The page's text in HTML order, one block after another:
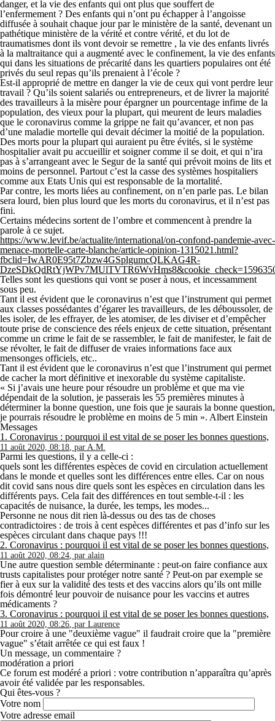
danger, et la vie des enfants qui ont plus que souffert de
l’enfermement ? Des enfants qui n’ont pu échapper à l’angoisse
diffusée à souhait chaque jour par le ministère de la santé, devenant un
pathétique ministère de la vérité et contre vérité, et du lot de
traumatismes dont ils vont devoir se remettre , la vie des enfants livrés
à la maltraitance qui a augmenté avec le confinement, la vie des enfants
qui dans les situations de précarité dans les quartiers populaires ont été
privés du seul repas qu’ils prenaient à l’école ?
Est-il approprié de mettre en danger la vie de ceux qui vont perdre leur
travail ? Qu’ils soient salariés ou entrepreneurs, et de livrer la majorité
des travailleurs à la misère pour épargner un pourcentage infime de la
population, des vieux pour la plupart, qui meurent de leurs maladies
que le coronavirus comme la grippe ne fait qu’avancer, et non pas
d’une maladie mortelle qui devait décimer la moitié de la population.
Des morts pour la plupart qui auraient pu être évités, si le système
hospitalier avait pu accueillir et soigner comme il se doit, et qui n’ira
pas à s’arrangeant avec le Segur de la santé qui prévoit moins de lits et
moins de personnel. Partout c’est la casse des systèmes hospitaliers
comme aux Etats Unis qui est responsable de la mortalité.
Par contre, les morts liées au confinement, on n’en parle pas. Le bilan
sera lourd, bien plus lourd que les morts du coronavirus, et il n’est pas
fini.
Certains médecins sortent de l’ombre et commencent à prendre la
parole à ce sujet.
https://www.levif.be/actualite/international/on-confond-pandemie-avec-
menace-mortelle-carte-blanche/article-opinion-1315021.html?
fbclid=IwAR0E95t7Zbzw4GSplgumcQLKAG4R-
Telles sont les questions qui vont se poser à nous, et incessamment
sous peu.
Tant il est évident que le coronavirus n’est que l’instrument qui permet
aux classes possédantes d’égarer les travailleurs, de les déboussoler, de
les isoler, de les effrayer, de les atomiser, de les diviser et d’empêcher
toute prise de conscience des réels enjeux de cette situation, présentant
comme un crime le fait de se rassembler, le fait de manifester, le fait de
se révolter, le fait de diffuser de vraies informations face aux
mensonges officiels, etc..
Tant il est évident que le coronavirus n’est que l’instrument qui permet
de cacher la mort définitive et inexorable du système capitaliste.
« Si j’avais une heure pour résoudre un problème et que ma vie
dépendait de la solution, je passerais les 55 premières minutes à
déterminer la bonne question, une fois que je saurais la bonne question,
je pourrais résoudre le problème en moins de 5 min ». Albert Einstein
Messages
1. Coronavirus : pourquoi il est vital de se poser les bonnes questions,
11 août 2020, 08:18 par A.M.
Parmi les questions, il y a celle-ci :
quels sont les différentes espèces de covid en circulation actuellement
dans le monde et quelles sont les différences entre elles. Car on nous
dit covid sans nous dire quels sont les espèces en circulation dans les
différents pays. Cela fait des différences en tout semble-t-il : les
capacités de nuisance, la durée, les temps, les modes...
Personne ne nous dit rien là-dessus ou des tas de choses
contradictoires : de trois à cent espèces différentes et pas d’info sur les
espèces circulant dans chaque pays !!!
2. Coronavirus : pourquoi il est vital de se poser les bonnes questions,
11 août 2020, 08:24 par alain
Une autre question semble déterminante : peut-on faire confiance aux
trusts capitalistes pour protéger notre santé ? Peut-on par exemple se
fier à eux sur la validité des tests et des vaccins alors qu’ils ont mille
fois démontré leur pouvoir de nuisance pour les vaccins et autres
médicaments ?
3. Coronavirus : pourquoi il est vital de se poser les bonnes questions,
11 août 2020, 08:26 par Laurence
Pour croire à une "deuxième vague" il faudrait croire que la "première
vague" s’était arrêtée ce qui est faux !
Un message, un commentaire ?
modération a priori
Ce forum est modéré a priori : votre contribution n’apparaîtra qu’après
avoir été validée par les responsables.
Qui êtes-vous ?
Votre nom
Votre adresse email